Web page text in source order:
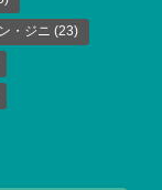
・ジニ (23)